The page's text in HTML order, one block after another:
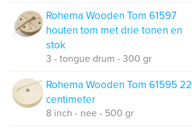
Rohema Wooden Tom 61597
houten tom met drie tonen en
stok
3 - tongue drum - 300 gr
Rohema Wooden Tom 61595 22
centimeter
8 inch - nee - 500 gr